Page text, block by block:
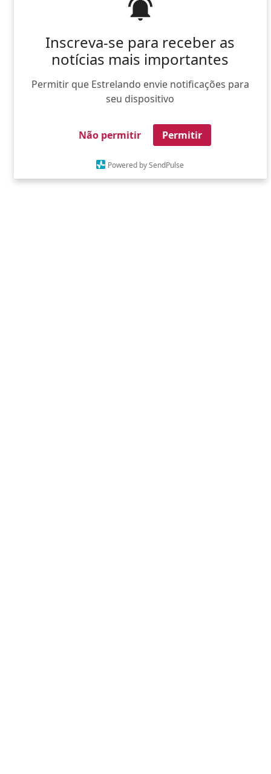
Inscreva-se para receber as
notícias mais importantes
Permitir que Estrelando envie notificações para
seu dispositivo
Não permitir Permitir
Powered by SendPulse